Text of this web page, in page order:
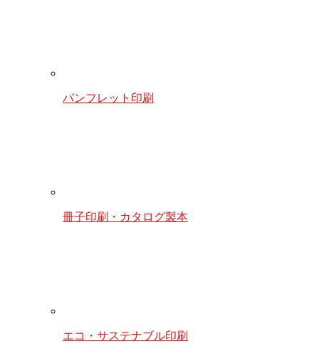
パンフレット印刷
冊子印刷・カタログ製本
エコ・サステナブル印刷